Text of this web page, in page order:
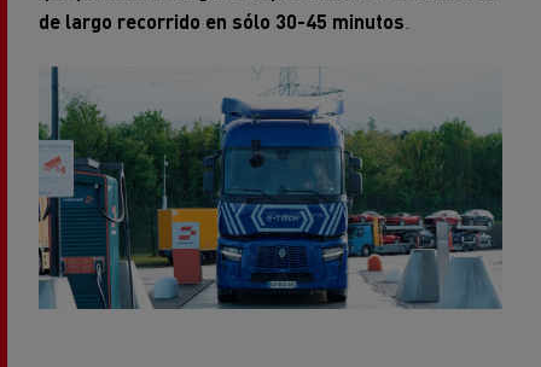
de largo recorrido en sólo 30-45 minutos